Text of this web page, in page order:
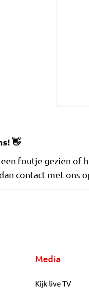
👋
foutje gezien of
contact met ons
Media
Kijk live TV